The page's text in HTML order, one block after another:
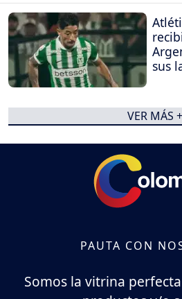
sus
VER MÁS +
PAUTA CON
Somos la vitrina